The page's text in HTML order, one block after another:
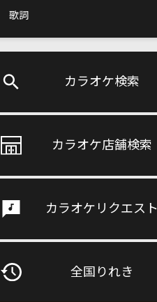
歌詞
カラオケ検索
カラオケ店舗検索
カラオケリクエスト
全国りれき